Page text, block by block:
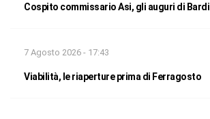
Cospito commissario Asi, gli auguri di Bardi
7 Agosto 2026 - 17:43
Viabilità, le riaperture prima di Ferragosto